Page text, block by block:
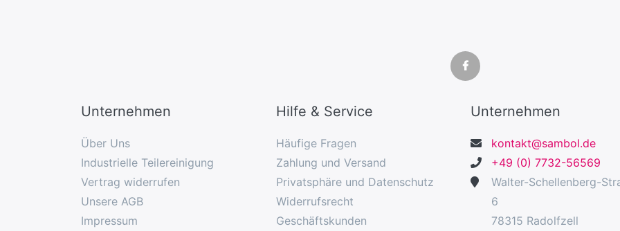
Unternehmen
Über Uns
Industrielle Teilereinigung
Vertrag widerrufen
Unsere AGB
Impressum
Hilfe & Service
Häufige Fragen
Zahlung und Versand
Privatsphäre und Datenschutz
Widerrufsrecht
Geschäftskunden
Unternehmen
kontakt@sambol.de
+49 (0) 7732-56569
Walter-Schellenberg-
6
78315 Radolfzell